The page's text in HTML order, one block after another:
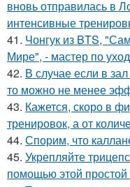
вновь отправилась в
интенсивные
41. Чонгук из BTS,
Мире", - мастер по
42. В случае если в
то можно не менее
43. Кажется, скоро в
тренировок, а от
44. Спорим, что
45. Укрепляйте
помощью этой простой